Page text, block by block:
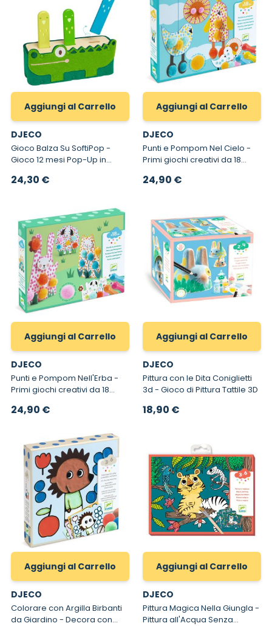
Aggiungi al Carrello
DJECO
Gioco Balza Su SoftiPop -
Gioco 12 mesi Pop-Up in
24,30 €
Aggiungi al Carrello
DJECO
Punti e Pompom Nel Cielo -
Primi giochi creativi da 18
24,90 €
Aggiungi al Carrello
DJECO
Punti e Pompom Nell'Erba -
Primi giochi creativi da 18
24,90 €
Aggiungi al Carrello
DJECO
Pittura con le Dita Coniglietti
3d - Gioco di Pittura Tattile 3D
18,90 €
Aggiungi al Carrello
DJECO
Colorare con Argilla Birbanti
da Giardino - Decora con
Aggiungi al Carrello
DJECO
Pittura Magica Nella Giungla -
Pittura all'Acqua Senza